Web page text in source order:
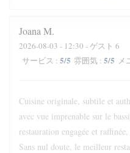
Joana M
2026-08-03 - 12:30 - ゲスト 6
サービス : 5/5 雰囲気 : 5/5 メ
Cuisine originale, subtile et
avec vue imprenable sur le
restauration engagée et
Sans nul doute, le meilleur